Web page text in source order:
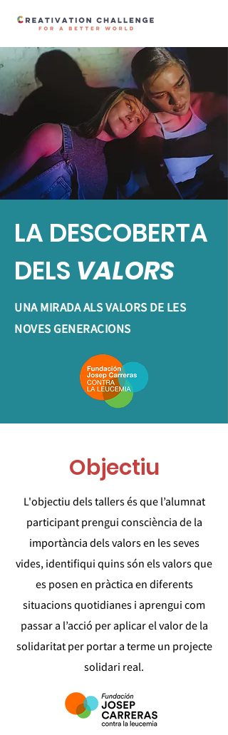
LA DESCOBERTA
DELS VALORS
UNA MIRADA ALS VALORS DE LES
NOVES GENERACIONS
Objectiu
L'objectiu dels tallers és que l’alumnat
participant prengui consciència de la
importància dels valors en les seves
vides, identifiqui quins són els valors que
es posen en pràctica en diferents
situacions quotidianes i aprengui com
passar a l’acció per aplicar el valor de la
solidaritat per portar a terme un projecte
solidari real.